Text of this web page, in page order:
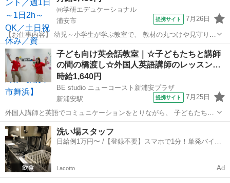
㈱学研エデュケーショナル
浦安市
提携サイト 7月26日
【お仕事内容】 幼児～小学生が学ぶ教室で、 教材の丸つけや見守りを
行うお仕事です。 学習のサポート役として、子どもたちの成長を そば
で見守っていきましょう。 ★教材の採点・サポート
────────────────── ・...
千葉 浦安市 その他
子ども向け英会話教室｜☆子どもたちと講師
の間の橋渡し☆外国人英語講師のレッスン…
時給1,640円
BE studio ニューコースト新浦安プラザ
新浦安駅
提携サイト 7月25日
外国人講師と英語でコミュニケーションをとりながら、 子どもたちが
楽しめるように全身を使って踊ったり、歌ったり、 ゲームなどを使っ
た英会話レッスンのお仕事♪ ■■ シフトの安定性◎子供たちの成長がや
りがいに！ ■■ こども英...
千葉 浦安市 新浦安駅
洗い場スタッフ
日給例1万円〜 /【登録不要】スマホで1分！単発バイト
Lacotto Ad